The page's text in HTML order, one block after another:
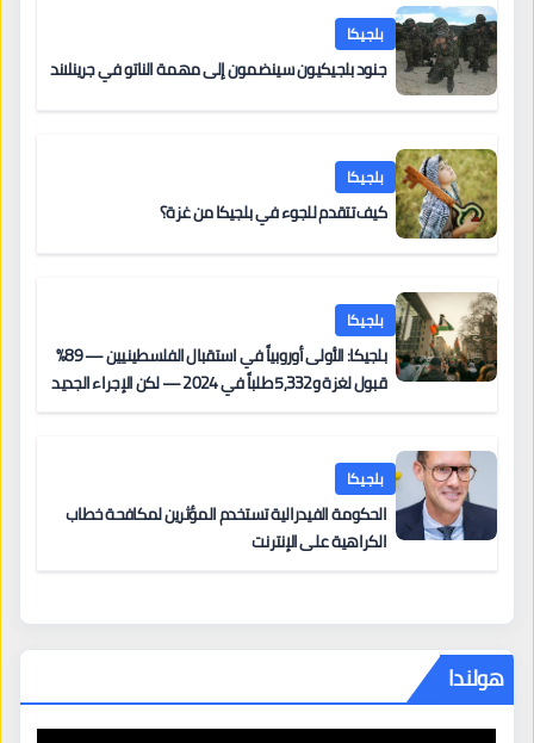
بلجيكا
جنود بلجيكيون سينضمون إلى مهمة الناتو في جرينلاند
بلجيكا
كيف تتقدم للجوء في بلجيكا من غزة؟
بلجيكا
بلجيكا: الأولى أوروبياً في استقبال الفلسطينيين — 89%
قبول لغزة و5,332 طلباً في 2024 — لكن الإجراء الجديد
بلجيكا
الحكومة الفيدرالية تستخدم المؤثرين لمكافحة خطاب
الكراهية على الإنترنت
هولندا